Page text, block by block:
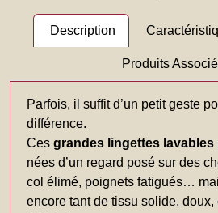
Description
Produits
Parfois, il suffit d’un petit geste
différence.
Ces grandes lingettes lavables
nées d’un regard posé sur des
col élimé, poignets fatigués…
encore tant de tissu solide, doux,